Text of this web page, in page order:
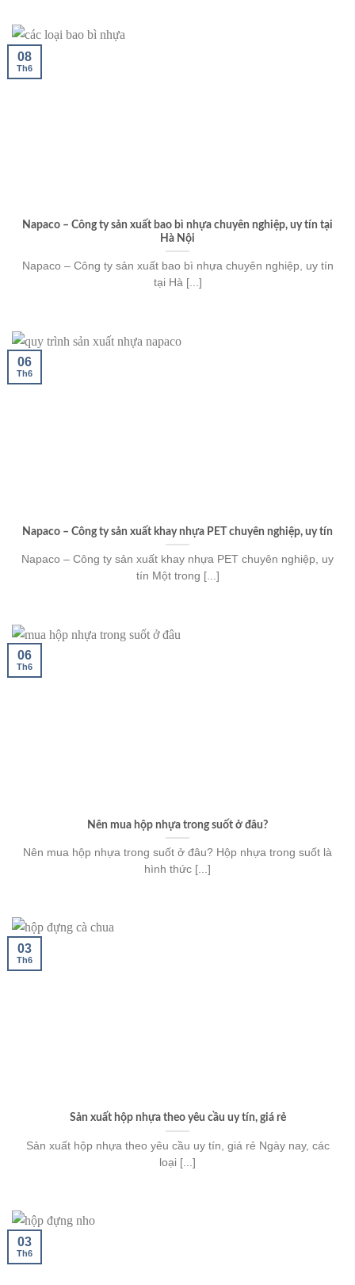
Napaco – Công ty sản xuất bao bì nhựa chuyên nghiệp, uy tín tại
Hà Nội
Napaco – Công ty sản xuất bao bì nhựa chuyên nghiệp, uy tín
tại Hà [...]
08
Th6
Napaco – Công ty sản xuất khay nhựa PET chuyên nghiệp, uy tín
Napaco – Công ty sản xuất khay nhựa PET chuyên nghiệp, uy
tín Một trong [...]
06
Th6
Nên mua hộp nhựa trong suốt ở đâu?
Nên mua hộp nhựa trong suốt ở đâu? Hộp nhựa trong suốt là
hình thức [...]
06
Th6
Sản xuất hộp nhựa theo yêu cầu uy tín, giá rẻ
Sản xuất hộp nhựa theo yêu cầu uy tín, giá rẻ Ngày nay, các
loại [...]
03
Th6
03
Th6